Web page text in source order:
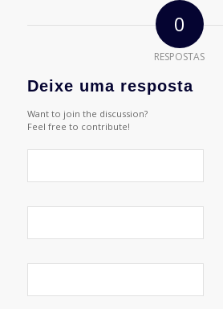
0
RESPOSTAS
Deixe uma resposta
Want to join the discussion?
Feel free to contribute!